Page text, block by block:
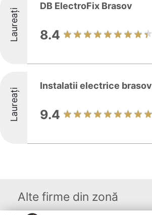
Laureați
DB ElectroFix Brasov
8.4
Laureați
Instalatii electrice brasov
9.4
Alte firme din zonă